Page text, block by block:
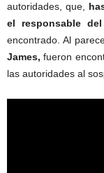
autoridades, que,
el responsable
encontrado. Al
James, fueron
las autoridades al